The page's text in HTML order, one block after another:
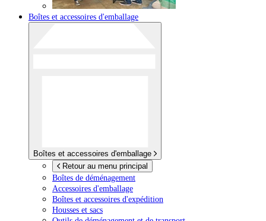
Boîtes et accessoires d'emballage
Boîtes et accessoires d'emballage
Retour au menu principal
Boîtes de déménagement
Accessoires d'emballage
Boîtes et accessoires d'expédition
Housses et sacs